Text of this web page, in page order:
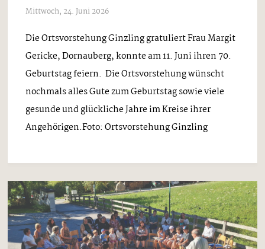
Mittwoch, 24. Juni 2026
Die Ortsvorstehung Ginzling gratuliert Frau Margit
Gericke, Dornauberg, konnte am 11. Juni ihren 70.
Geburtstag feiern. Die Ortsvorstehung wünscht
nochmals alles Gute zum Geburtstag sowie viele
gesunde und glückliche Jahre im Kreise ihrer
Angehörigen.Foto: Ortsvorstehung Ginzling